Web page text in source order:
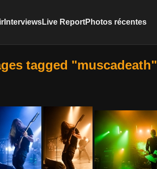
InterviewsLive ReportPhotos récentes
tagged "muscadeath"